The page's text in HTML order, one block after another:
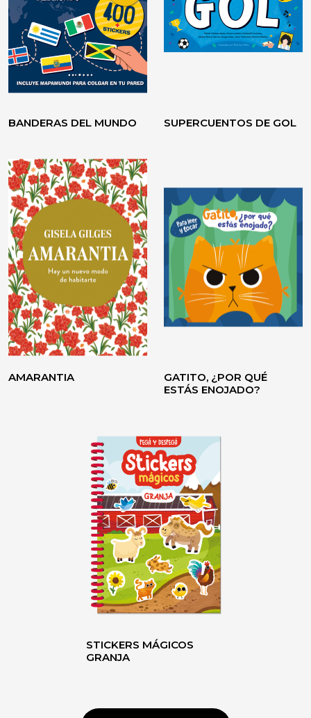
GIMNASIA MENTAL:
JUEGOS DE LÓGICA
DIDÁCTICAS
VOLVER A CREER
BANDERAS DEL MUNDO SUPERCUENTOS DE GOL
AMARANTIA
GATITO, ¿POR QUÉ
ESTÁS ENOJADO?
STICKERS MÁGICOS
GRANJA